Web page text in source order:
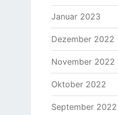
Januar 2023
Dezember 2022
November 2022
Oktober 2022
September 2022